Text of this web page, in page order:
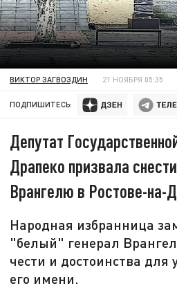
ВИКТОР ЗАГВОЗДИН 21 НОЯБРЯ 05:35
ПОДПИШИТЕСЬ:
Депутат
Драпеко призвала
Врангелю в Ростове-на-
Народная избранница
"белый" генерал
чести и достоинства для
его имени.